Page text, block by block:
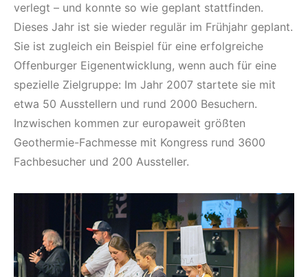
verlegt – und konnte so wie geplant stattfinden.
Dieses Jahr ist sie wieder regulär im Frühjahr geplant.
Sie ist zugleich ein Beispiel für eine erfolgreiche
Offenburger Eigenentwicklung, wenn auch für eine
spezielle Zielgruppe: Im Jahr 2007 startete sie mit
etwa 50 Ausstellern und rund 2000 Besuchern.
Inzwischen kommen zur europaweit größten
Geothermie-Fachmesse mit Kongress rund 3600
Fachbesucher und 200 Aussteller.